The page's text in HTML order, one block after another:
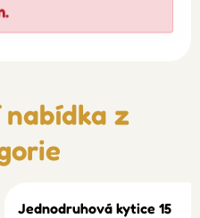
nabídka z
Jednodruhová kytice 15